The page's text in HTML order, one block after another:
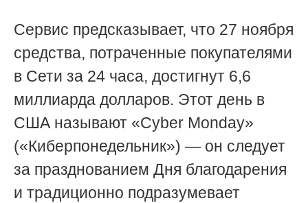
Сервис предсказывает, что 27 ноября
средства, потраченные покупателями
в Сети за 24 часа, достигнут 6,6
миллиарда долларов. Этот день в
США называют «Cyber Monday»
(«Киберпонедельник») — он следует
за празднованием Дня благодарения
и традиционно подразумевает